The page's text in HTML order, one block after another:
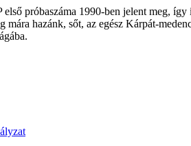
próbaszáma 1990-ben jelent meg, így
mára hazánk, sőt, az egész Kárpát-